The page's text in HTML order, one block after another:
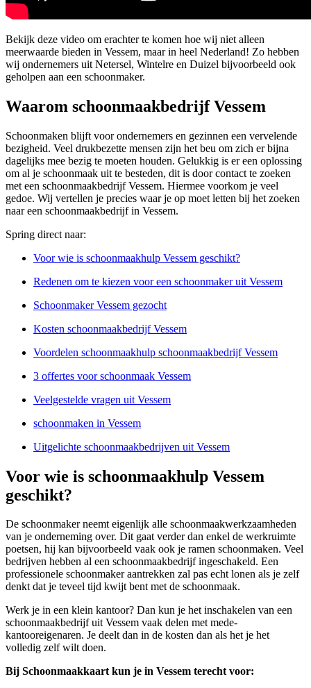
Bekijk deze video om erachter te komen hoe wij niet alleen
meerwaarde bieden in Vessem, maar in heel Nederland! Zo hebben
wij ondernemers uit Netersel, Wintelre en Duizel bijvoorbeeld ook
geholpen aan een schoonmaker.
Waarom schoonmaakbedrijf Vessem
Schoonmaken blijft voor ondernemers en gezinnen een vervelende
bezigheid. Veel drukbezette mensen zijn het beu om zich er bijna
dagelijks mee bezig te moeten houden. Gelukkig is er een oplossing
om al je schoonmaak uit te besteden, dit is door contact te zoeken
met een schoonmaakbedrijf Vessem. Hiermee voorkom je veel
gedoe. Wij vertellen je precies waar je op moet letten bij het zoeken
naar een schoonmaakbedrijf in Vessem.
Spring direct naar:
Voor wie is schoonmaakhulp Vessem geschikt?
Redenen om te kiezen voor een schoonmaker uit Vessem
Schoonmaker Vessem gezocht
Kosten schoonmaakbedrijf Vessem
Voordelen schoonmaakhulp schoonmaakbedrijf Vessem
3 offertes voor schoonmaak Vessem
Veelgestelde vragen uit Vessem
schoonmaken in Vessem
Uitgelichte schoonmaakbedrijven uit Vessem
Voor wie is schoonmaakhulp Vessem
geschikt?
De schoonmaker neemt eigenlijk alle schoonmaakwerkzaamheden
van je onderneming over. Dit gaat verder dan enkel de werkruimte
poetsen, hij kan bijvoorbeeld vaak ook je ramen schoonmaken. Veel
bedrijven hebben al een schoonmaakbedrijf ingeschakeld. Een
professionele schoonmaker aantrekken zal pas echt lonen als je zelf
denkt dat je teveel tijd kwijt bent met de schoonmaak.
Werk je in een klein kantoor? Dan kun je het inschakelen van een
schoonmaakbedrijf uit Vessem vaak delen met mede-
kantooreigenaren. Je deelt dan in de kosten dan als het je het
volledig zelf wilt doen.
Bij Schoonmaakkaart kun je in Vessem terecht voor: